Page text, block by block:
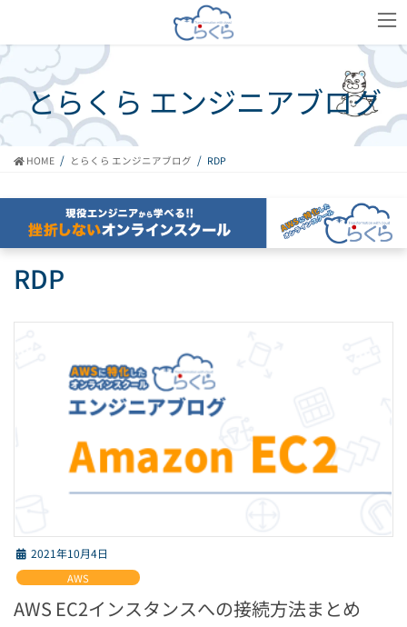
テ
ン
ツ
ス
キ
ゲ
ー
シ
ン
に
とらくら エンジニアブログ
HOME とらくら エンジニアブログ RDP
RDP
2021年10月4日
AWS
AWS EC2インスタンスへの接続方法まとめ